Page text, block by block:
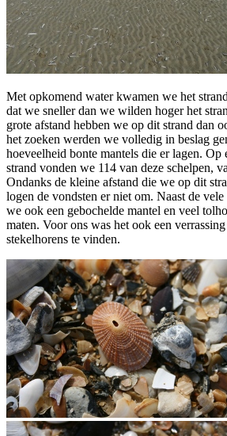
Met opkomend water kwamen we het
dat we sneller dan we wilden hoger het
grote afstand hebben we op dit strand dan
het zoeken werden we volledig in beslag
hoeveelheid bonte mantels die er lagen. Op
strand vonden we 114 van deze schelpen,
Ondanks de kleine afstand die we op dit
logen de vondsten er niet om. Naast de
we ook een gebochelde mantel en veel
maten. Voor ons was het ook een
stekelhorens te vinden.